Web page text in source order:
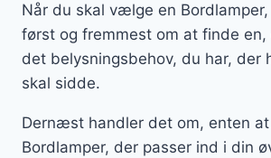
Når du skal vælge en
først og fremmest om at finde en,
det belysningsbehov, du har, der
skal sidde.
Dernæst handler det om, enten
Bordlamper, der passer ind i din